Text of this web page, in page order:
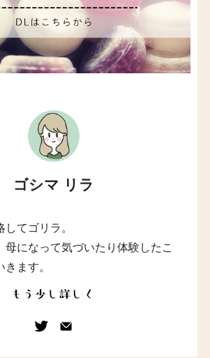
ゴシマ リラ
てゴリラ。
母になって気づいたり体験したこ
ます。